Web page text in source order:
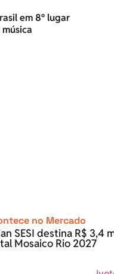
em 8º lugar
no Mercado
SESI destina R$ 3,4
Mosaico Rio 2027